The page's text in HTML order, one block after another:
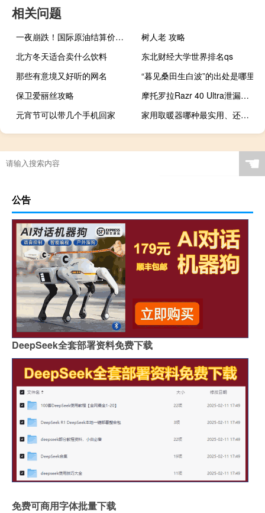
相关问题
一夜崩跌！国际原油结算价双双跌超5% “需求破坏”正在发生？
树人老 攻略
北方冬天适合卖什么饮料
东北财经大学世界排名qs
那些有意境又好听的网名
“暮见桑田生白波”的出处是哪里
保卫爱丽丝攻略
摩托罗拉Razr 40 Ultra泄漏揭示配置价格关键规格
元宵节可以带几个手机回家
家用取暖器哪种最实用、还便宜的（家用取暖器哪种最实用）
☚
公告
DeepSeek全套部署资料免费下载
免费可商用字体批量下载